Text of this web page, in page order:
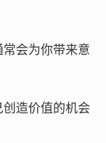
会为你带来意
造价值的机会